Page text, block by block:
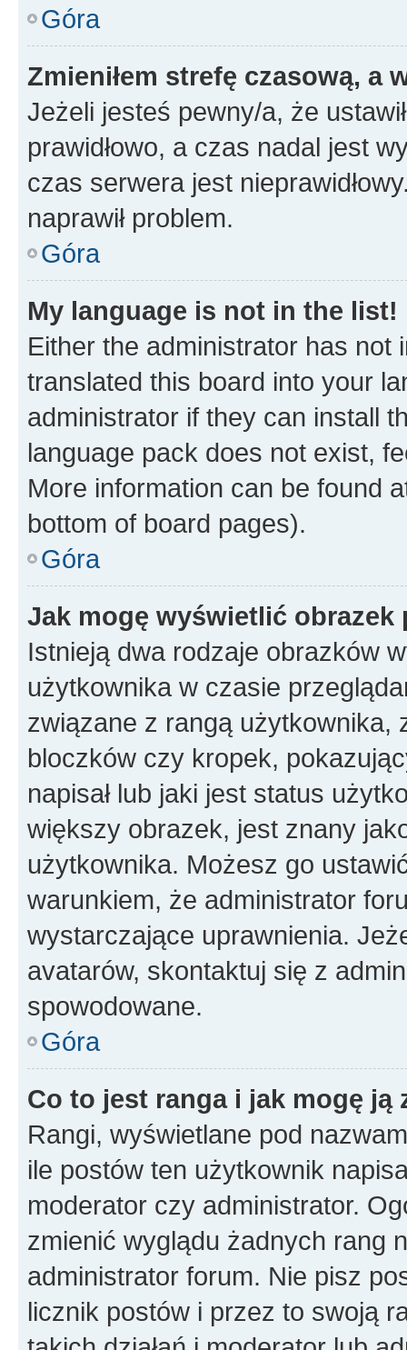
Góra
Zmieniłem strefę czasową, a
Jeżeli jesteś pewny/a, że
prawidłowo, a czas nadal jest
czas serwera jest
naprawił problem.
Góra
My language is not in the list!
Either the administrator has not
translated this board into your
administrator if they can install
language pack does not exist,
More information can be found
bottom of board pages).
Góra
Jak mogę wyświetlić
Istnieją dwa rodzaje obrazków
użytkownika w czasie
związane z rangą użytkownika,
bloczków czy kropek,
napisał lub jaki jest status
większy obrazek, jest znany
użytkownika. Możesz go
warunkiem, że administrator
wystarczające uprawnienia.
avatarów, skontaktuj się z
spowodowane.
Góra
Co to jest ranga i jak mogę ją
Rangi, wyświetlane pod
ile postów ten użytkownik
moderator czy administrator.
zmienić wyglądu żadnych rang
administrator forum. Nie pisz
licznik postów i przez to swoją